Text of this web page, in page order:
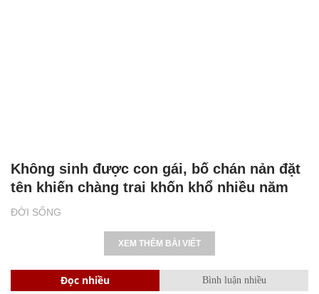
ĐỜI SỐNG
Không sinh được con gái, bố chán nản đặt
tên khiến chàng trai khốn khổ nhiều năm
XEM THÊM BÀI VIẾT
Đọc nhiều Bình luận nhiều